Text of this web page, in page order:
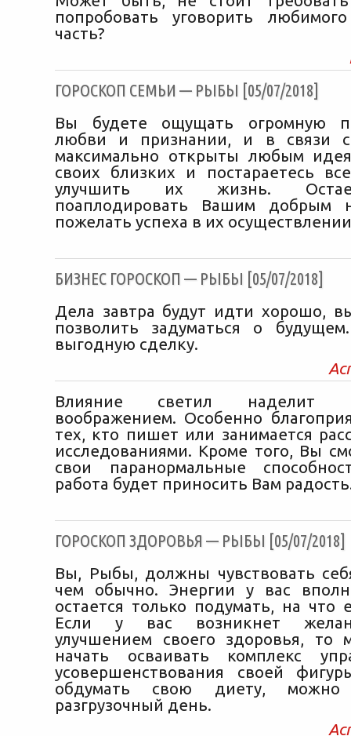
попробовать уговорить
часть?
ГОРОСКОП СЕМЬИ — РЫБЫ [05/07/2018]
Вы будете ощущать огромную
любви и признании, и в связи
максимально открыты любым
своих близких и постараетесь
улучшить их жизнь.
поаплодировать Вашим добрым
пожелать успеха в их
БИЗНЕС ГОРОСКОП — РЫБЫ [05/07/2018]
Дела завтра будут идти хорошо,
позволить задуматься о
выгодную сделку.
Влияние светил наделит
воображением. Особенно
тех, кто пишет или занимается
исследованиями. Кроме того, Вы
свои паранормальные
работа будет приносить Вам
ГОРОСКОП ЗДОРОВЬЯ — РЫБЫ [05/07/2018]
Вы, Рыбы, должны чувствовать
чем обычно. Энергии у вас
остается только подумать, на что
Если у вас возникнет
улучшением своего здоровья, то
начать осваивать комплекс
усовершенствования своей
обдумать свою диету,
разгрузочный день.